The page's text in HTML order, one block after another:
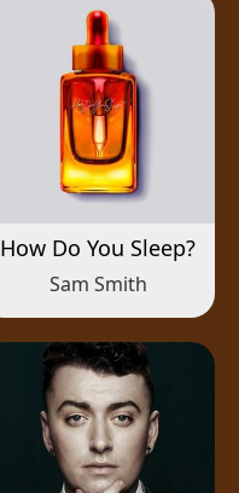
How Do You Sleep?
Sam Smith